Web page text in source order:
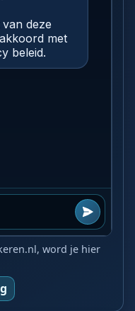
word je hier